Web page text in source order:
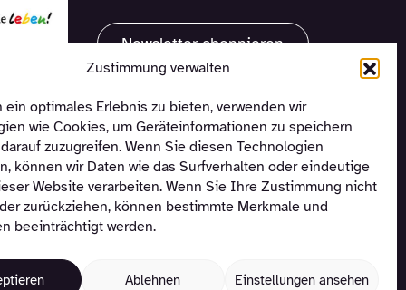
Zustimmung verwalten
ein optimales Erlebnis zu bieten, verwenden wir
wie Cookies, um Geräteinformationen zu speichern
zuzugreifen. Wenn Sie diesen Technologien
können wir Daten wie das Surfverhalten oder eindeutige
Website verarbeiten. Wenn Sie Ihre Zustimmung nicht
zurückziehen, können bestimmte Merkmale und
beeinträchtigt werden.
Ablehnen Einstellungen ansehen
Newsletter abonnieren